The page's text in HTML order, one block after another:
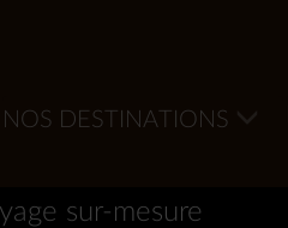
NOS DESTINATIONS
sur-mesure